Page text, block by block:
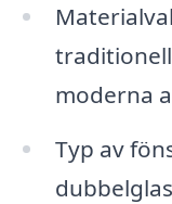
moderna
Typ av